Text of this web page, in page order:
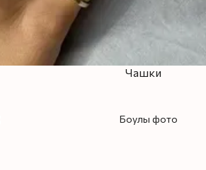
Чашки